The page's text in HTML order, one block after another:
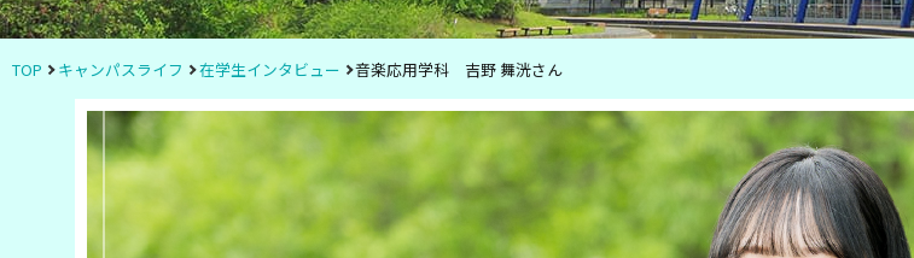
TOP キャンパスライフ 在学生インタビュー 音楽応用学科 吉野 舞洸さん